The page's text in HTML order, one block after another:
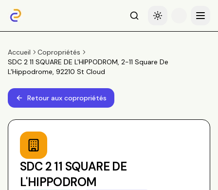
RechercheBasculer le thème
Menu
Accueil
Copropriétés
SDC 2 11 SQUARE DE L'HIPPODROM, 2-11 Square De
L'Hippodrome, 92210 St Cloud
Retour aux copropriétés
SDC 2 11 SQUARE DE
L'HIPPODROM